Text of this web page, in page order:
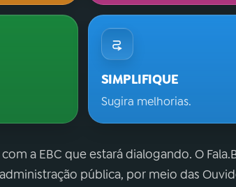
SIMPLIFIQUE
Sugira melhorias.
a EBC que estará dialogando. O
pública, por meio das